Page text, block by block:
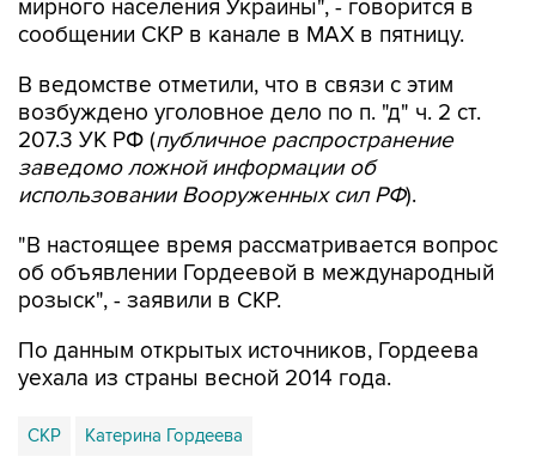
В ведомстве отметили, что в связи с этим
207.3 УК РФ ( публичное распространение
заведомо ложной информации об
использовании Вооруженных сил РФ).
"В настоящее время рассматривается вопрос
розыск", - заявили в СКР.
По данным открытых источников, Гордеева
СКР Катерина Гордеева